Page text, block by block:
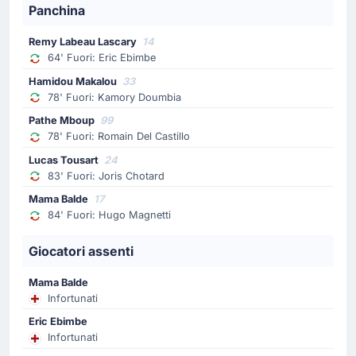
squadra in casa.
Sostituzione
Diego Da Silva Moreira
Samuel Amo-Ameyaw
Gary O'Neil realizza il suo primo cambio con Samuel
Amo-Ameyaw che rimpiazza Diego Moreira.
64'
Sostituzione
Eric Junior Dina Ebimbe
Remy Labeau Lascary
entra Remy Labeau Lascary.
20'
Sebastian Nanasi
Panchina
Remy Labeau Lascary 14
64' Fuori: Eric Ebimbe
Hamidou Makalou 33
78' Fuori: Kamory Doumbia
Pathe Mboup 99
78' Fuori: Romain Del Castillo
Lucas Tousart 24
83' Fuori: Joris Chotard
Mama Balde 17
84' Fuori: Hugo Magnetti
Giocatori assenti
Mama Balde
Infortunati
Eric Ebimbe
Infortunati